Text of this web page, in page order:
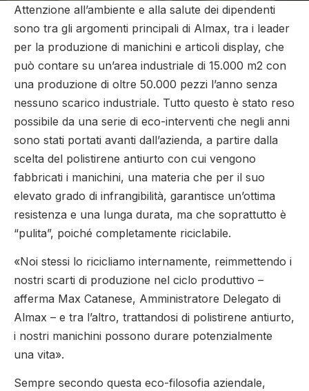
Attenzione all’ambiente e alla salute dei dipendenti
sono tra gli argomenti principali di Almax, tra i leader
per la produzione di manichini e articoli display, che
può contare su un’area industriale di 15.000 m2 con
una produzione di oltre 50.000 pezzi l’anno senza
nessuno scarico industriale. Tutto questo è stato reso
possibile da una serie di eco-interventi che negli anni
sono stati portati avanti dall’azienda, a partire dalla
scelta del polistirene antiurto con cui vengono
fabbricati i manichini, una materia che per il suo
elevato grado di infrangibilità, garantisce un’ottima
resistenza e una lunga durata, ma che soprattutto è
“pulita”, poiché completamente riciclabile.
«Noi stessi lo ricicliamo internamente, reimmettendo i
nostri scarti di produzione nel ciclo produttivo –
afferma Max Catanese, Amministratore Delegato di
Almax – e tra l’altro, trattandosi di polistirene antiurto,
i nostri manichini possono durare potenzialmente
una vita».
Sempre secondo questa eco-filosofia aziendale,